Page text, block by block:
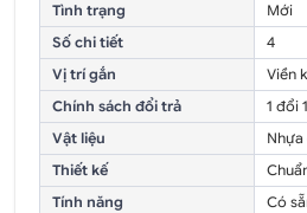
Tình trạng
Mới
Số chi tiết
4
Vị trí gắn
Viền
Chính sách đổi trả
1 đổi
Vật liệu
Thiết kế
Tính năng
Có